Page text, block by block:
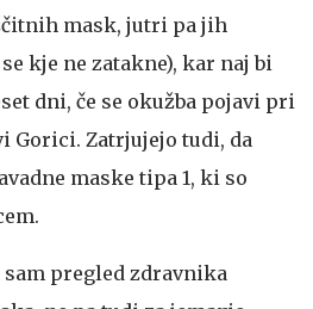
mask, jutri pa jih
kje ne zatakne), kar naj bi
dni, če se okužba pojavi pri
Gorici. Zatrjujejo tudi, da
maske tipa 1, ki so
sam pregled zdravnika